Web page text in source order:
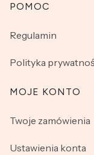
POMOC
Regulamin
Polityka
MOJE KONTO
Twoje zamówienia
Ustawienia konta